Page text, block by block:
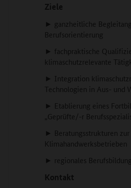
Ziele
► ganzheitliche
Berufsorientierung
► fachpraktische
klimaschutzrelevante
► Integration
Technologien in Aus- und
► Etablierung eines
„Geprüfte/-r
► Beratungsstrukturen
Klimahandwerksbetrieben
► regionales
Kontakt